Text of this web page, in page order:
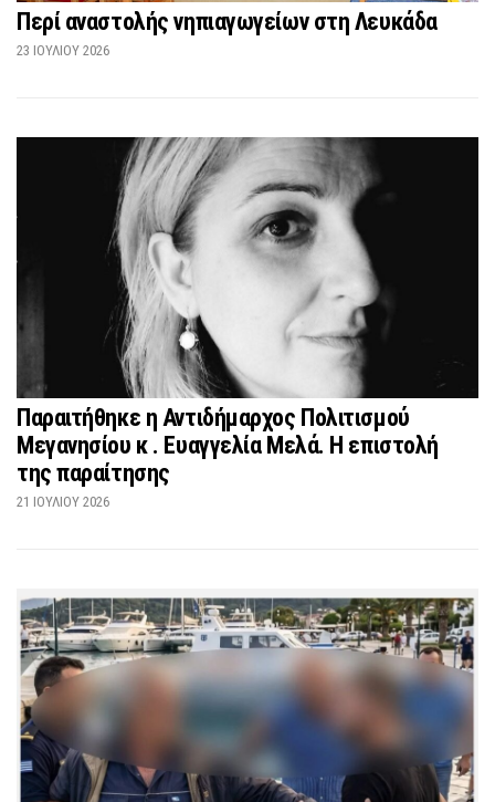
Περί αναστολής νηπιαγωγείων στη Λευκάδα
23 ΙΟΥΛΊΟΥ 2026
Παραιτήθηκε η Αντιδήμαρχος Πολιτισμού
Μεγανησίου κ . Ευαγγελία Μελά. Η επιστολή
της παραίτησης
21 ΙΟΥΛΊΟΥ 2026